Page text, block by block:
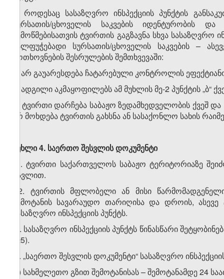
4. როდესაც სასაზღვრო ინსპექციის პუნქტის
სურსათის/ცხოველის საკვების იდენტურობის
შემოწმებისათვის ტვირთის გაგზავნა სხვა
მალფუჭებადი სურსათის/ცხოველის საკვების –
მოთხოვნების შესრულების შემთხვევაში:
ა) არ გაუარესდება ჩატარებული კონტროლის
ბ) ადგილი აკმაყოფილებს ამ მუხლის მე-2 პუნქტის „ბ“
გ) ტვირთი დარჩება საბაჟო ზედამხედველობის ქვეშ
არ მოხდება ტვირთის გახსნა ან სასაქონლო სახის
მუხლი 4. საერთოშესვლისდოკუმენტი
1. ტვირთი საქართველოს საბაჟო ტერიტორიაზე
გავლით.
2. ტვირთის მფლობელი ან მისი
შემოტანის სავარაუდო თარიღისა და დროის, ასევე
სასაზღვრო ინსპექციის პუნქტს.
3. სასაზღვრო ინსპექციის პუნქტს წინასწარი
№5).
4. „საერთო შესვლის დოკუმენტი“ სასაზღვრო
ა) სახმელეთო გზით შემოტანისას – შემოტანამდე 24